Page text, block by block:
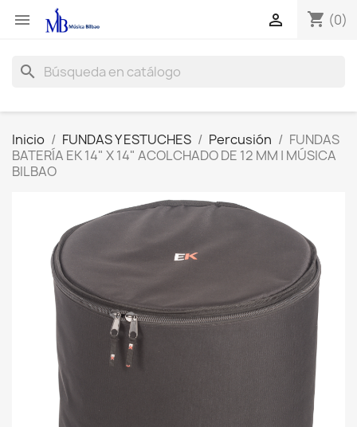
 shopping_cart (0)

search
Inicio FUNDAS Y ESTUCHES Percusión
FUNDAS
BATERÍA EK 14" X 14" ACOLCHADO DE 12 MM | MÚSICA
BILBAO